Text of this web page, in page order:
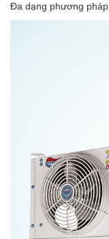
Ða dạng phương